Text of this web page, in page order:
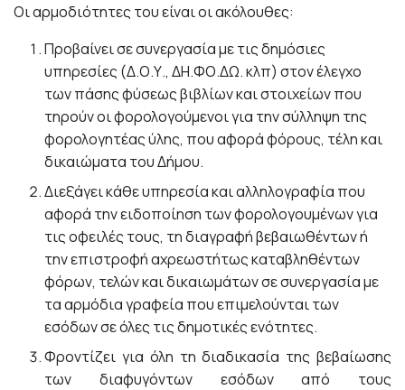
Οι αρμοδιότητες του είναι οι ακόλουθες:
Προβαίνει σε συνεργασία με τις δημόσιες
υπηρεσίες (Δ.Ο.Υ., ΔΗ.ΦΟ.ΔΩ. κλπ) στον έλεγχο
των πάσης φύσεως βιβλίων και στοιχείων που
τηρούν οι φορολογούμενοι για την σύλληψη της
φορολογητέας ύλης, που αφορά φόρους, τέλη και
δικαιώματα του Δήμου.
Διεξάγει κάθε υπηρεσία και αλληλογραφία που
αφορά την ειδοποίηση των φορολογουμένων για
τις οφειλές τους, τη διαγραφή βεβαιωθέντων ή
την επιστροφή αχρεωστήτως καταβληθέντων
φόρων, τελών και δικαιωμάτων σε συνεργασία με
τα αρμόδια γραφεία που επιμελούνται των
εσόδων σε όλες τις δημοτικές ενότητες.
Φροντίζει για όλη τη διαδικασία της βεβαίωσης
των διαφυγόντων εσόδων από τους